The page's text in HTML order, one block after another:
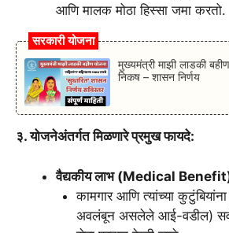
आणि मालक मोठा हिस्सा जमा करतो.
सरकारी योजना
मुख्यमंत्री माझी लाडकी
निकष – शासन निर्णय
३. योजनेअंतर्गत मिळणारे प्रमुख फायदे:
वैद्यकीय लाभ (Medical
कामगार आणि त्यांच्या
अवलंबून असलेले आई-वडील)